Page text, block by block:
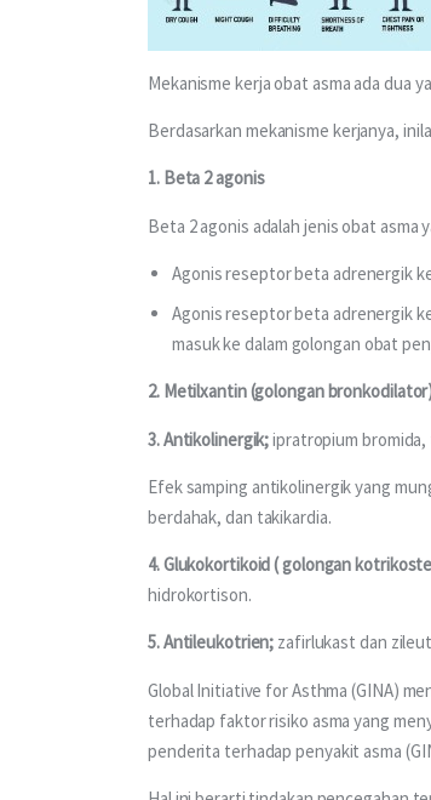
Mekanisme kerja obat asma ada dua
Berdasarkan mekanisme kerjanya,
1. Beta 2 agonis
Beta 2 agonis adalah jenis obat asma
Agonis reseptor beta adrenergik
Agonis reseptor beta adrenergik
masuk ke dalam golongan obat
2. Metilxantin (golongan
3. Antikolinergik; ipratropium
Efek samping antikolinergik yang
berdahak, dan takikardia.
4. Glukokortikoid ( golongan
hidrokortison.
5. Antileukotrien; zafirlukast dan
Global Initiative for Asthma (GINA)
terhadap faktor risiko asma yang
penderita terhadap penyakit asma